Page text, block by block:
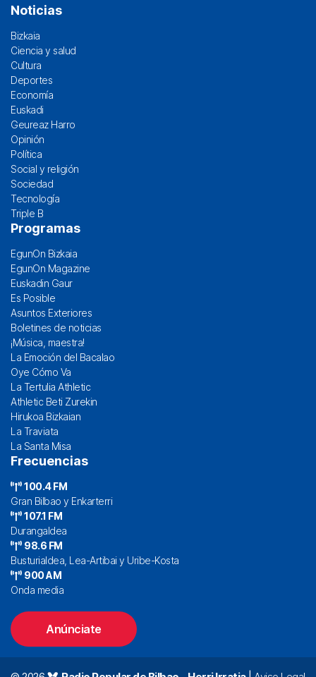
Noticias
Bizkaia
Ciencia y salud
Cultura
Deportes
Economía
Euskadi
Geureaz Harro
Opinión
Política
Social y religión
Sociedad
Tecnología
Triple B
Programas
EgunOn Bizkaia
EgunOn Magazine
Euskadin Gaur
Es Posible
Asuntos Exteriores
Boletines de noticias
¡Música, maestra!
La Emoción del Bacalao
Oye Cómo Va
La Tertulia Athletic
Athletic Beti Zurekin
Hirukoa Bizkaian
La Traviata
La Santa Misa
Frecuencias
100.4 FM
Gran Bilbao y Enkarterri
107.1 FM
Durangaldea
98.6 FM
Busturialdea, Lea-Artibai y Uribe-Kosta
900 AM
Onda media
Anúnciate